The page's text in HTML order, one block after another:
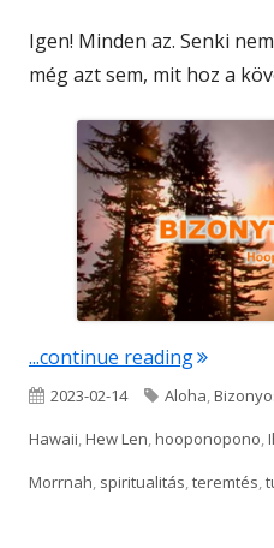
Igen! Minden az. Senki
még azt sem, mit hoz a
...continue reading
Published
on
2023-02-14 Tags
Aloha,
Hawaii,Hew Len,hooponopono,
Morrnah, spiritualitás,teremtés,